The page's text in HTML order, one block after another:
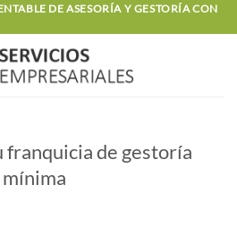
DE ASESORÍA Y GESTORÍA CON
franquicia de gestoría